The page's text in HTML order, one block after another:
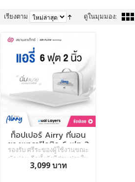
เรียงตาม ดูในมุมมอง:
ท็อปเปอร์ Airry ที่นอน
ยางพาราปิคนิค 6 ฟุต 2
นิ้ว
รองรับ ศรีระของผู้ใช้งานขณะ
พักผ่อน อีกทั้งยังมีส่วนช่วยใน
การจัดเรียงของกระดูกสันหลัง
3,099 บาท